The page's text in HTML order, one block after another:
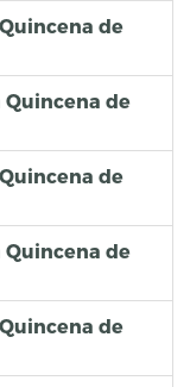
de
de
de
de
de